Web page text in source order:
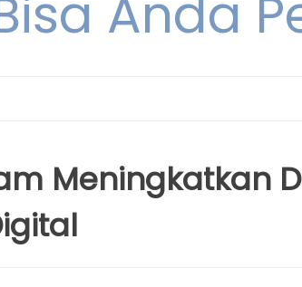
Anda
Meningkatkan